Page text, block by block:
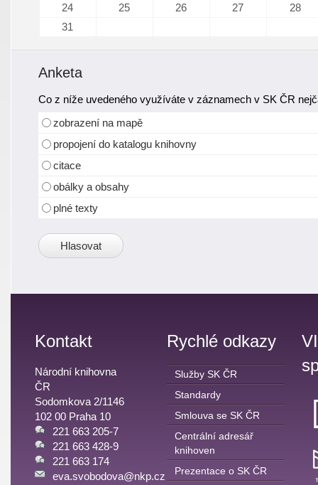
24
25 26 27
28
31
Anketa
Co z níže uvedeného využíváte v záznamech v SK ČR
zobrazení na mapě
propojení do katalogu knihovny
citace
obálky a obsahy
plné texty
Kontakt
Národní knihovna
ČR
Sodomkova 2/1146
102 00 Praha 10
221 663 205-7
221 663 428-9
221 663 174
eva.svobodova@nkp.cz
Rychlé odkazy
Služby SK ČR
Standardy
Smlouva se SK ČR
Centrální adresář
knihoven
Prezentace o SK ČR